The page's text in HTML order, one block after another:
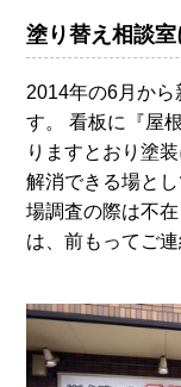
塗り替え相談
2014年の6月から
す。 看板に『屋
りますとおり塗
解消できる場と
場調査の際は不
は、前もってご